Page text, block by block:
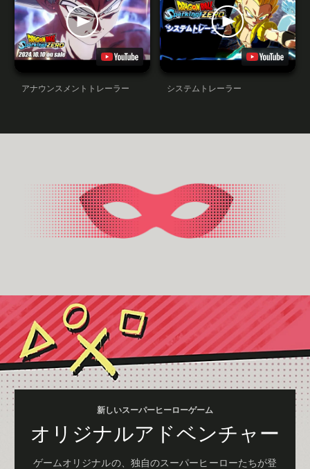
アナウンスメントトレーラー システムトレーラー
新しいスーパーヒーローゲーム
オリジナルアドベンチャー
ゲームオリジナルの、独自のスーパーヒーローたちが登